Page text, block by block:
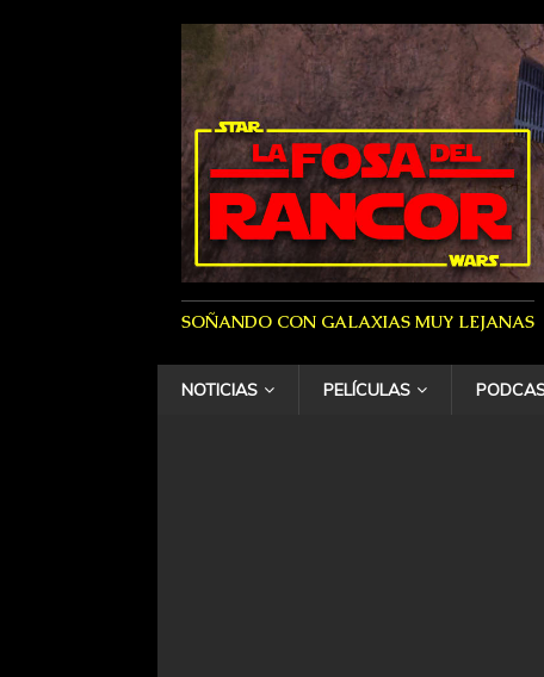
SOÑANDO CON GALAXIAS MUY LEJANAS
NOTICIAS PELÍCULAS